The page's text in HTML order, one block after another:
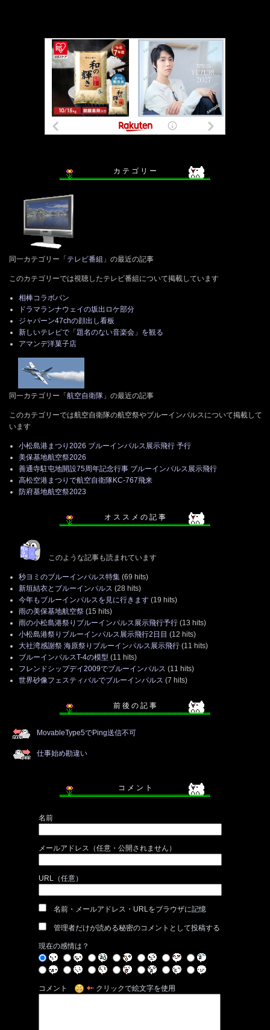
カ テ ゴ リ ー
同一カテゴリー「テレビ番組 」の最近の記事
このカテゴリーでは視聴したテレビ番組について掲載しています
相棒コラボパン
ドラマランナウェイの坂出ロケ部分
ジャパーン47chの顔出し看板
新しいテレビで「題名のない音楽会」を観る
アマンデ洋菓子店
同一カテゴリー「航空自衛隊 」の最近の記事
このカテゴリーでは航空自衛隊の航空祭やブルーインパルスについて掲載して
います
小松島港まつり2026 ブルーインパルス展示飛行 予行
美保基地航空祭2026
善通寺駐屯地開設75周年記念行事 ブルーインパルス展示飛行
高松空港まつりで航空自衛隊KC-767飛来
防府基地航空祭2023
オ ス ス メ の 記 事
このような記事も読まれています
秒ヨミのブルーインパルス特集 (69 hits)
新垣結衣とブルーインパルス (28 hits)
今年もブルーインパルスを見に行きます (19 hits)
雨の美保基地航空祭 (15 hits)
雨の小松島港祭りブルーインパルス展示飛行予行 (13 hits)
小松島港祭りブルーインパルス展示飛行2日目 (12 hits)
大社湾感謝祭 海原祭りブルーインパルス展示飛行 (11 hits)
ブルーインパルスT-4の模型 (11 hits)
フレンドシップデイ2009でブルーインパルス (11 hits)
世界砂像フェスティバルでブルーインパルス (7 hits)
前 後 の 記 事
MovableType5でPing送信不可
仕事始め勘違い
コ メ ン ト
名前
メールアドレス（任意・公開されません）
URL（任意）
名前・メールアドレス・URLをブラウザに記憶
管理者だけが読める秘密のコメントとして投稿する
現在の感情は？
コメント クリックで絵文字を使用